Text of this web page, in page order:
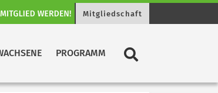
Mitgliedschaft
PROGRAMM